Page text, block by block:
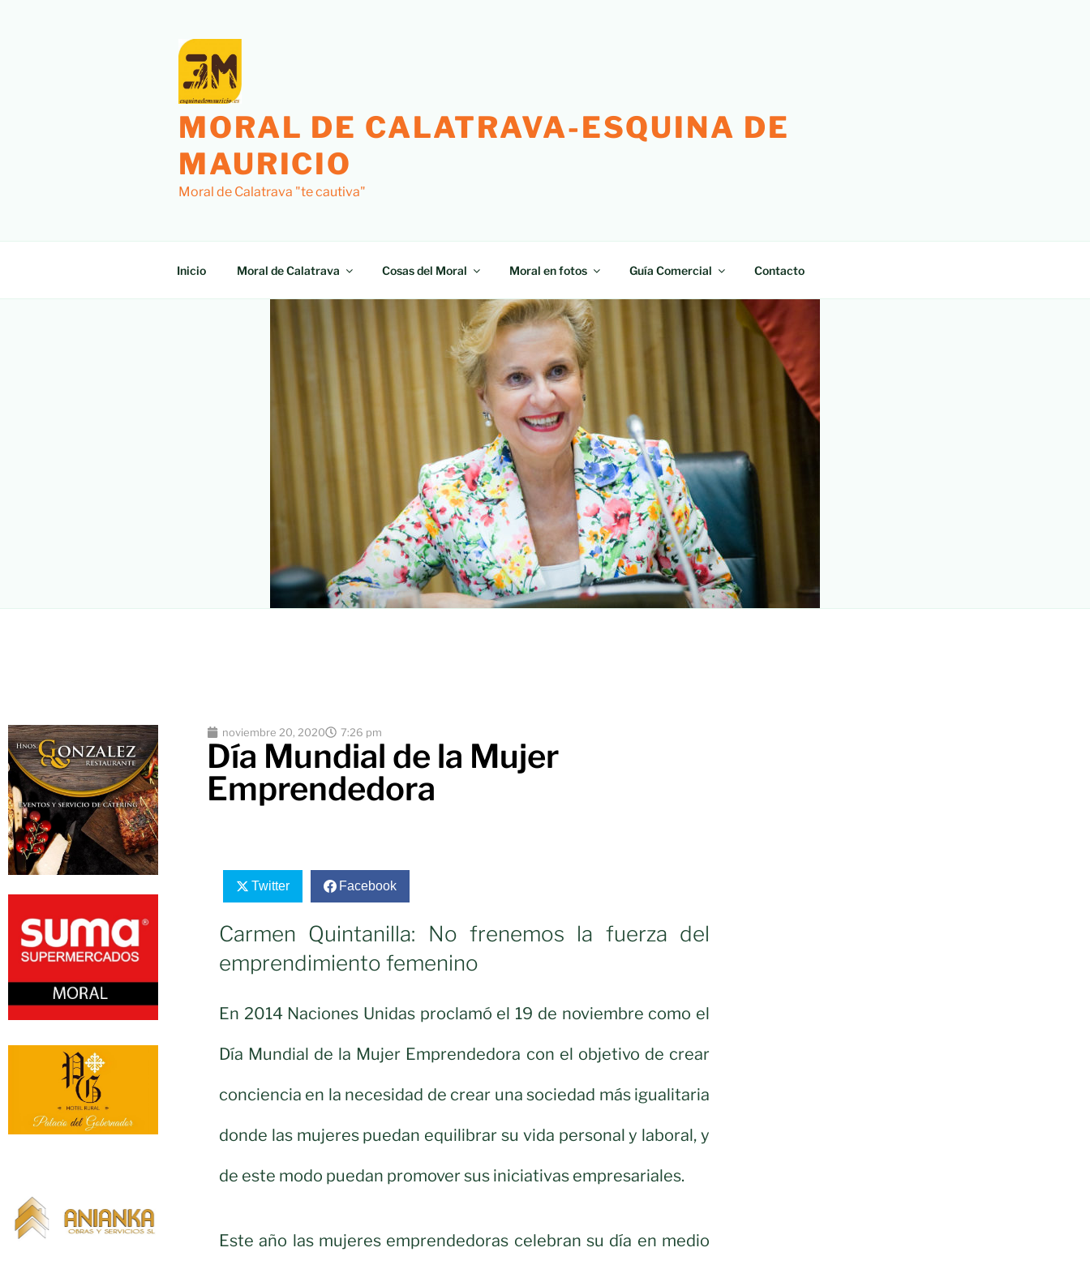
MORAL DE CALATRAVA-ESQUINA DE
MAURICIO
Moral de Calatrava "te cautiva"
Inicio Moral de Calatrava Cosas del Moral Moral en fotos Guía Comercial Contacto
noviembre 20, 2020 7:26 pm
Día Mundial de la Mujer
Emprendedora
Twitter Facebook
Carmen Quintanilla: No frenemos la fuerza del
emprendimiento femenino
En 2014 Naciones Unidas proclamó el 19 de noviembre como el
Día Mundial de la Mujer Emprendedora con el objetivo de crear
conciencia en la necesidad de crear una sociedad más igualitaria
donde las mujeres puedan equilibrar su vida personal y laboral, y
de este modo puedan promover sus iniciativas empresariales.
Este año las mujeres emprendedoras celebran su día en medio